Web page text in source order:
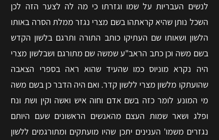
לנשים העבריות על שמו וגזרתו כי מה לה לצער הזה לכן
השכל נותן שהיא קראתהו בשם מצרי נגזר ממלת הסרה באותו
הלשון ושאותו שם העתיקו כותב התורה ותרגם בלשון הקדש
בשם משה וכן כתב הראב"ע שמשה שם מתורגם ושבלשון מצרי
היה נקרא מוניוס כמו שהעיד שהוא ראה בספרי הצאבה
שהועתקו מלשון מצרי ללשון קדר. ואם היה הדבר כן בשם משה
מי המונע לומר כזה בשם אדם וחוה איש ואשה וקין ושת ונח
ופלג ושאר שמות העצם מהאנשים הראשונים שעם היותם
נגזרים משמו' הענינים יתכן שהיו מועתקים ומתורגמים ללשון